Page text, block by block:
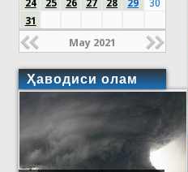
24
25 26 27 28 29
30
31
May 2021
Ҳаводиси олам